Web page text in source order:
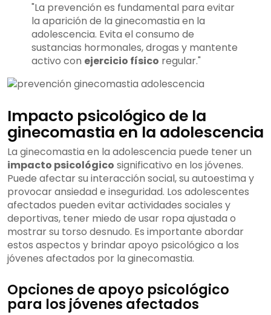
"La prevención es fundamental para evitar
la aparición de la ginecomastia en la
adolescencia. Evita el consumo de
sustancias hormonales, drogas y mantente
activo con ejercicio físico regular."
Impacto psicológico de la
ginecomastia en la adolescencia
La ginecomastia en la adolescencia puede tener un
impacto psicológico significativo en los jóvenes.
Puede afectar su interacción social, su autoestima y
provocar ansiedad e inseguridad. Los adolescentes
afectados pueden evitar actividades sociales y
deportivas, tener miedo de usar ropa ajustada o
mostrar su torso desnudo. Es importante abordar
estos aspectos y brindar apoyo psicológico a los
jóvenes afectados por la ginecomastia.
Opciones de apoyo psicológico
para los jóvenes afectados